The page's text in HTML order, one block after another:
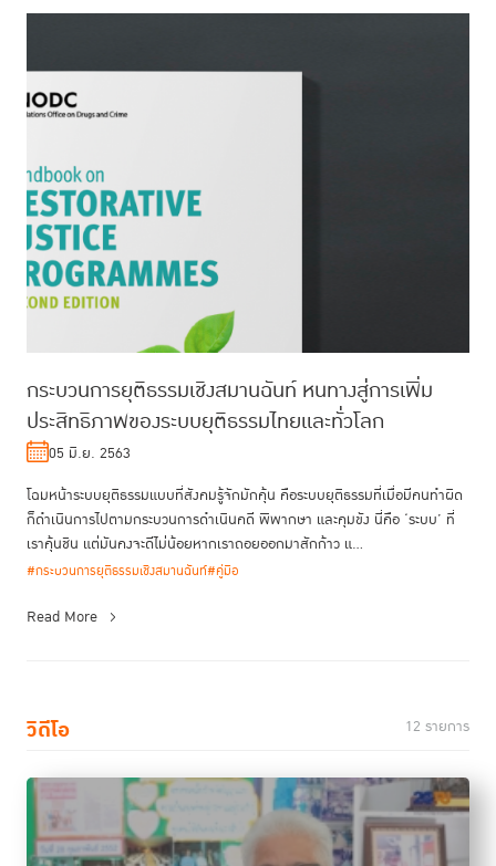
กระบวนการยุติธรรมเชิงสมานฉันท์ หนทางสู่การเพิ่ม
ประสิทธิภาพของระบบยุติธรรมไทยและทั่วโลก
05 มิ.ย. 2563
โฉมหน้าระบบยุติธรรมแบบที่สังคมรู้จักมักคุ้น คือระบบยุติธรรมที่เมื่อมีคนทำผิด
ก็ดำเนินการไปตามกระบวนการดำเนินคดี พิพากษา และคุมขัง นี่คือ ‘ระบบ’ ที่
เราคุ้นชิน แต่มันคงจะดีไม่น้อยหากเราถอยออกมาสักก้าว แ...
#กระบวนการยุติธรรมเชิงสมานฉันท์#คู่มือ
Read More
วิดีโอ 12 รายการ